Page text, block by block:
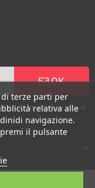
OK
scopo, cerca le info di
terze parti per
relativa alle
navigazione.
il pulsante
sono riservati. E'